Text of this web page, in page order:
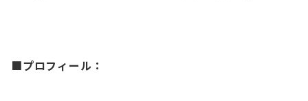
■プロフィール：